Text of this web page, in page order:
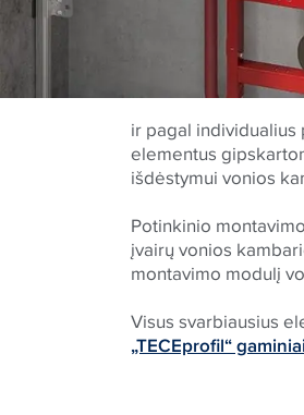
ir pagal individualius
elementus
išdėstymui vonios
Potinkinio
įvairų vonios
montavimo modulį
Visus svarbiausius
„TECEprofil“ gaminiai